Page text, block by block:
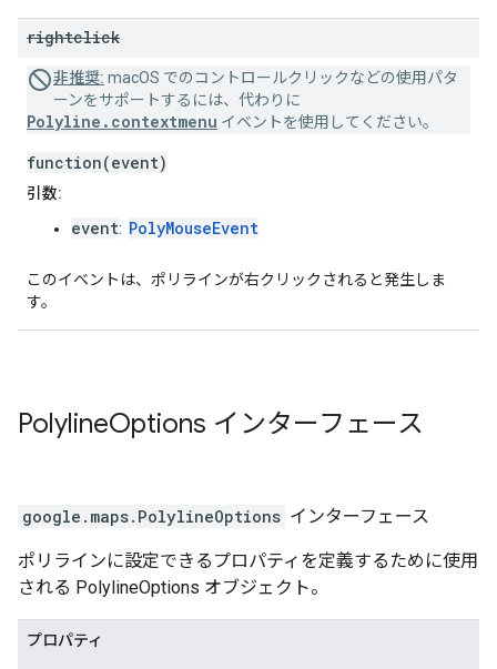
rightclick
非推奨: macOS でのコントロールクリックなどの使用パタ
ーンをサポートするには、代わりに
Polyline.contextmenu イベントを使用してください。
function(event)
引数:
event: PolyMouseEvent
このイベントは、ポリラインが右クリックされると発生しま
す。
PolylineOptions インターフェース
google.maps. PolylineOptions インターフェース
ポリラインに設定できるプロパティを定義するために使用
される PolylineOptions オブジェクト。
プロパティ